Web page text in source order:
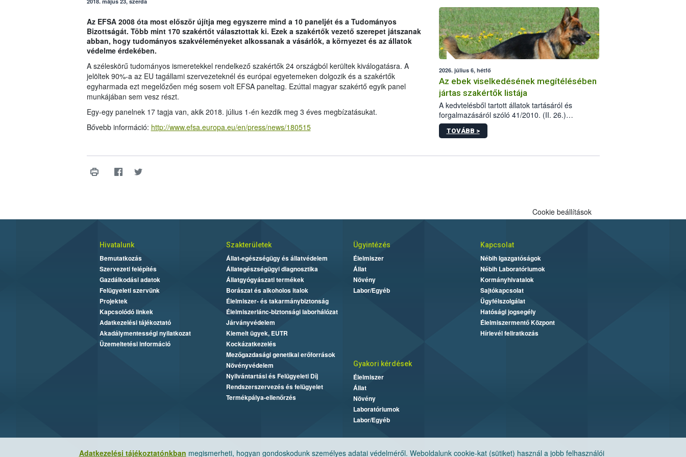
Az EFSA 2008 óta most először újítja meg egyszerre mind a 10 paneljét és a Tudományos
Bizottságát. Több mint 170 szakértőt választottak ki. Ezek a szakértők vezető szerepet játszanak
abban, hogy tudományos szakvéleményeket alkossanak a vásárlók, a környezet és az állatok
védelme érdekében.
A széleskörű tudományos ismeretekkel rendelkező szakértők 24 országból kerültek kiválogatásra. A
jelöltek 90%-a az EU tagállami szervezeteknél és európai egyetemeken dolgozik és a szakértők
egyharmada ezt megelőzően még sosem volt EFSA paneltag. Ezúttal magyar szakértő egyik panel
munkájában sem vesz részt.
Egy-egy panelnek 17 tagja van, akik 2018. július 1-én kezdik meg 3 éves megbízatásukat.
Bővebb információ: http://www.efsa.europa.eu/en/press/news/180515
2026. július 6, hétfő
Az ebek viselkedésének megítélésében
jártas szakértők listája
A kedvtelésből tartott állatok tartásáról és
forgalmazásáról szóló 41/2010. (II. 26.)
Korm.rendelet szabályozza az eb okozta fizikai
sérülés, illetve ennek veszélye keletkezésekor
veszélyes eb tartását és annak engedélyezését.
TOVÁBB >
Adatkezelési tájékoztatónkban megismerheti, hogyan gondoskodunk személyes adatai védelméről. Weboldalunk cookie-kat (sütiket) használ a jobb felhasználói
Cookie beállítások
Hivatalunk
Bemutatkozás
Szervezeti felépítés
Gazdálkodási adatok
Felügyeleti szervünk
Projektek
Kapcsolódó linkek
Adatkezelési tájékoztató
Akadálymentességi nyilatkozat
Üzemeltetési információ
Szakterületek
Állat-egészségügy és állatvédelem
Állategészségügyi diagnosztika
Állatgyógyászati termékek
Borászat és alkoholos italok
Élelmiszer- és takarmánybiztonság
Élelmiszerlánc-biztonsági laborhálózat
Járványvédelem
Kiemelt ügyek, EUTR
Kockázatkezelés
Mezőgazdasági genetikai erőforrások
Növényvédelem
Nyilvántartási és Felügyeleti Díj
Rendszerszervezés és felügyelet
Termékpálya-ellenőrzés
Ügyintézés
Élelmiszer
Állat
Növény
Labor/Egyéb
Kapcsolat
Nébih Igazgatóságok
Nébih Laboratóriumok
Kormányhivatalok
Sajtókapcsolat
Ügyfélszolgálat
Hatósági jogsegély
Élelmiszermentő Központ
Hírlevél feliratkozás
Gyakori kérdések
Élelmiszer
Állat
Növény
Laboratóriumok
Labor/Egyéb